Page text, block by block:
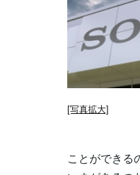
[写真拡大]
ことができる